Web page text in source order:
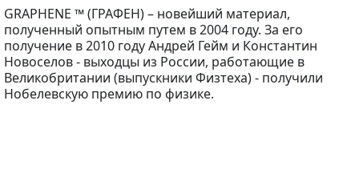
GRAPHENE ™ (ГРАФЕН) – новейший материал,
полученный опытным путем в 2004 году. За его
получение в 2010 году Андрей Гейм и Константин
Новоселов - выходцы из России, работающие в
Великобритании (выпускники Физтеха) - получили
Нобелевскую премию по физике.